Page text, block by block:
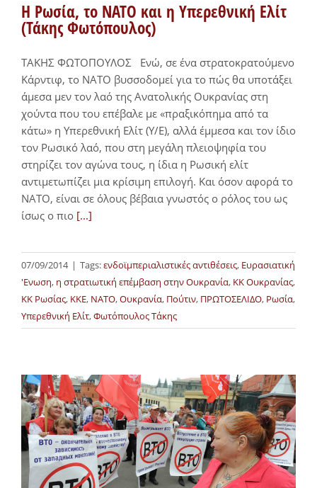
Η Ρωσία, το ΝΑΤΟ και η Υπερεθνική Ελίτ
(Τάκης Φωτόπουλος)
ΤΑΚΗΣ ΦΩΤΟΠΟΥΛΟΣ Ενώ, σε ένα στρατοκρατούμενο
Κάρντιφ, το ΝΑΤΟ βυσσοδομεί για το πώς θα υποτάξει
άμεσα μεν τον λαό της Ανατολικής Ουκρανίας στη
χούντα που του επέβαλε με «πραξικόπημα από τα
κάτω» η Υπερεθνική Ελίτ (Υ/Ε), αλλά έμμεσα και τον ίδιο
τον Ρωσικό λαό, που στη μεγάλη πλειοψηφία του
στηρίζει τον αγώνα τους, η ίδια η Ρωσική ελίτ
αντιμετωπίζει μια κρίσιμη επιλογή. Και όσον αφορά το
ΝΑΤΟ, είναι σε όλους βέβαια γνωστός ο ρόλος του ως
ίσως ο πιο [...]
07/09/2014 | Tags:ενδοϊμπεριαλιστικές αντιθέσεις, Ευρασιατική
'Ενωση, η στρατιωτική επέμβαση στην Ουκρανία, ΚΚ Ουκρανίας,
ΚΚ Ρωσίας, ΚΚΕ, ΝΑΤΟ,Ουκρανία, Πούτιν, ΠΡΩΤΟΣΕΛΙΔΟ, Ρωσία,
Υπερεθνική Ελίτ,Φωτόπουλος Τάκης